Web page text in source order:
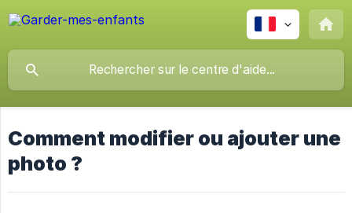
Comment modifier ou ajouter une
photo ?